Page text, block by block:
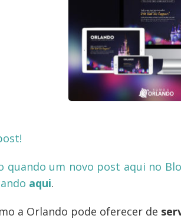
quando um novo post aqui no
aqui.
a Orlando pode oferecer de